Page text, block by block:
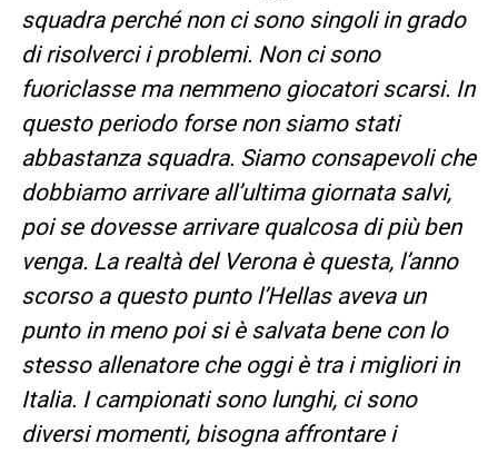
squadra perché non ci sono singoli in grado
di risolverci i problemi. Non ci sono
fuoriclasse ma nemmeno giocatori scarsi. In
questo periodo forse non siamo stati
abbastanza squadra. Siamo consapevoli che
dobbiamo arrivare all’ultima giornata salvi,
poi se dovesse arrivare qualcosa di più ben
venga. La realtà del Verona è questa, l’anno
scorso a questo punto l’Hellas aveva un
punto in meno poi si è salvata bene con lo
stesso allenatore che oggi è tra i migliori in
Italia. I campionati sono lunghi, ci sono
diversi momenti, bisogna affrontare i